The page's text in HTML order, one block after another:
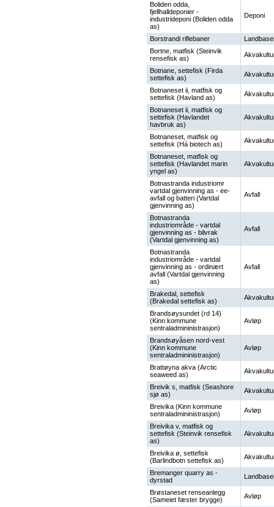
Boliden odda,
fjellhalldeponier -
industrideponi (Boliden odda
as)
Deponi
Borstrandi riflebaner
Bortne, matfisk (Steinvik
rensefisk as)
Botnane, settefisk (Firda
settefisk as)
Botnaneset ii, matfisk og
settefisk (Havland as)
Botnaneset ii, matfisk og
settefisk (Havlandet
havbruk as)
Botnaneset, matfisk og
settefisk (Há biotech as)
Botnaneset, matfisk og
settefisk (Havlandet marin
yngel as)
Botnastranda industriomr
vartdal gjenvinning as - ee-
avfall og batteri (Vartdal
gjenvinning as)
Avfall
Botnastranda
industriområde - vartdal
gjenvinning as - bilvrak
(Vartdal gjenvinning as)
Avfall
Botnastranda
industriområde - vartdal
gjenvinning as - ordinært
avfall (Vartdal gjenvinning
as)
Avfall
Brakedal, settefisk
(Brakedal settefisk as)
Brandsøysundet (rd 14)
(Kinn kommune
sentraladmininistrasjon)
Avløp
Brandsøyåsen nord-vest
(Kinn kommune
sentraladmininistrasjon)
Avløp
Brattøyna akva (Arctic
seaweed as)
Breivik s, matfisk (Seashore
sjø as)
Breivika (Kinn kommune
sentraladmininistrasjon)
Avløp
Breivika v, matfisk og
settefisk (Steinvik rensefisk
as)
Breivika ø, settefisk
(Barlindbotn settefisk as)
Bremanger quarry as -
dyrstad
Brøstaneset renseanlegg
(Sameiet fæster brygge)
Avløp